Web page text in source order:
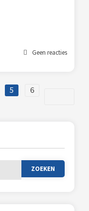
Geen reacties
5
6